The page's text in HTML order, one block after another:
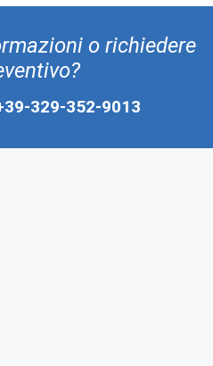
o richiedere
329-352-9013